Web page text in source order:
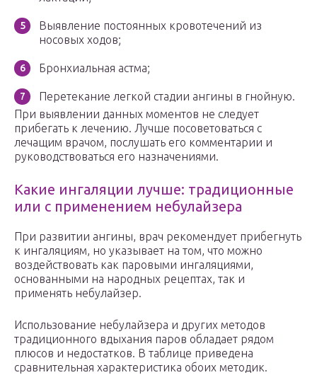
Выявление постоянных кровотечений из
носовых ходов;
Бронхиальная астма;
Перетекание легкой стадии ангины в гнойную.
При выявлении данных моментов не следует
прибегать к лечению. Лучше посоветоваться с
лечащим врачом, послушать его комментарии и
руководствоваться его назначениями.
Какие ингаляции лучше: традиционные
или с применением небулайзера
При развитии ангины, врач рекомендует прибегнуть
к ингаляциям, но указывает на том, что можно
воздействовать как паровыми ингаляциями,
основанными на народных рецептах, так и
применять небулайзер.
Использование небулайзера и других методов
традиционного вдыхания паров обладает рядом
плюсов и недостатков. В таблице приведена
сравнительная характеристика обоих методик.